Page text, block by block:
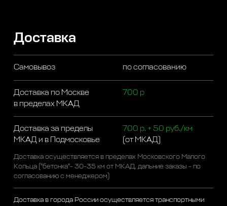
Доставка
Самовывоз по согласованию
Доставка по Москве
в пределах МКАД
700 р
Доставка за пределы
МКАД и в Подмосковье
700 р. + 50 руб./км
(от МКАД)
Доставка осуществляется в пределах Московского Малого
Кольца ("бетонка"- 30-35 км от МКАД, дальние заказы - по
согласованию с менеджером)
Доставка в города России осуществляется транспортными